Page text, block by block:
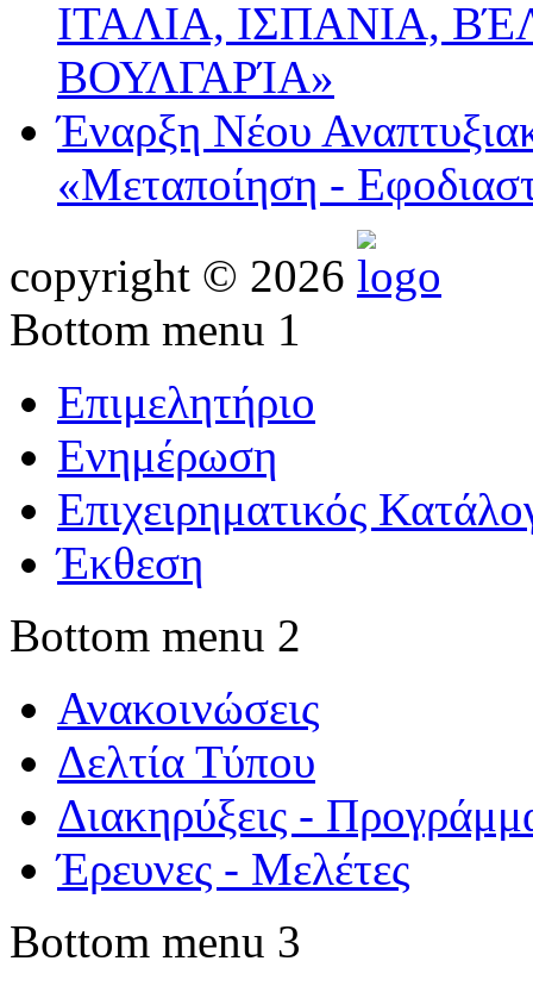
ΙΤΑΛΙΑ, ΙΣΠΑΝΙΑ,
ΒΟΥΛΓΑΡΊΑ»
Έναρξη Νέου
«Μεταποίηση -
copyright © 2026
Bottom menu 1
Επιμελητήριο
Ενημέρωση
Επιχειρηματικός
Έκθεση
Bottom menu 2
Ανακοινώσεις
Δελτία Τύπου
Διακηρύξεις -
Έρευνες - Μελέτες
Bottom menu 3